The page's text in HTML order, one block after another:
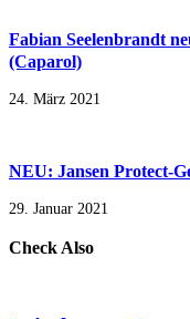
Fabian Seelenbrandt
(Caparol)
24. März 2021
NEU: Jansen Protect-
29. Januar 2021
Check Also